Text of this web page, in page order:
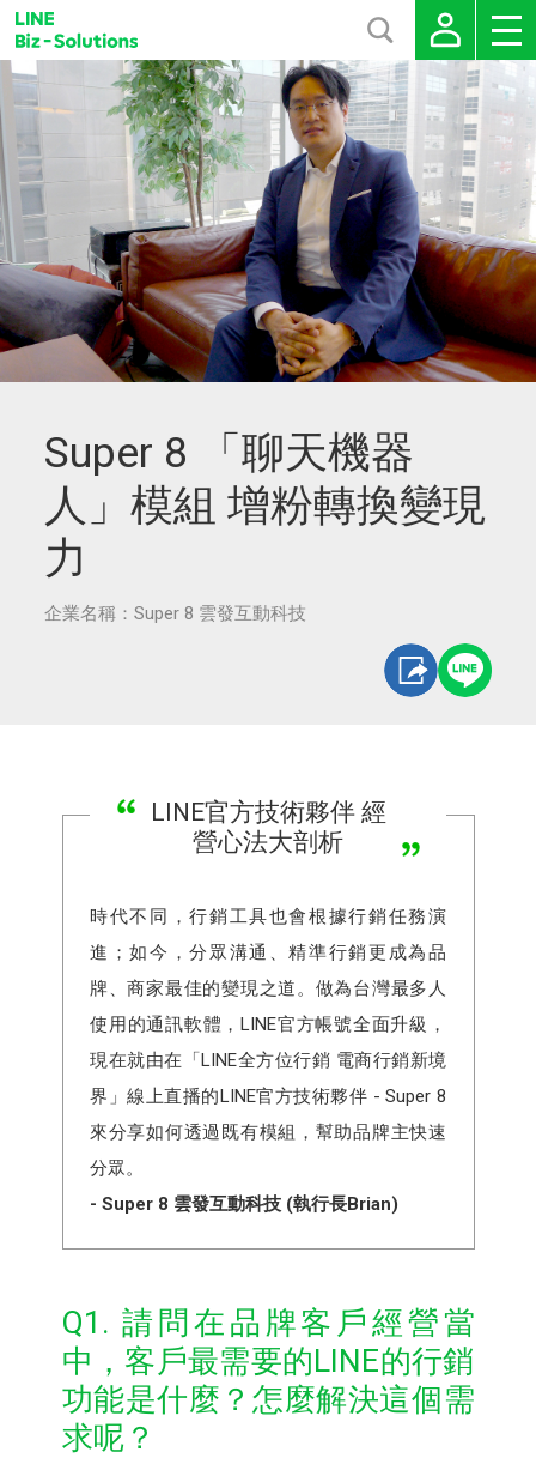
Super 8 「聊天機器
人」模組 增粉轉換變現
力
企業名稱：Super 8 雲發互動科技
LINE官方技術夥伴 經
營心法大剖析
時代不同，行銷工具也會根據行銷任務演
進；如今，分眾溝通、精準行銷更成為品
牌、商家最佳的變現之道。做為台灣最多人
使用的通訊軟體，LINE官方帳號全面升級，
現在就由在「LINE全方位行銷 電商行銷新境
界」線上直播的LINE官方技術夥伴 - Super 8
來分享如何透過既有模組，幫助品牌主快速
分眾。
- Super 8 雲發互動科技 (執行長Brian)
Q1. 請問在品牌客戶經營當
中，客戶最需要的LINE的行銷
功能是什麼？怎麼解決這個需
求呢？